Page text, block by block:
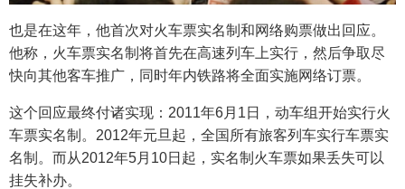
也是在这年，他首次对火车票实名制和网络购票做出回应。
他称，火车票实名制将首先在高速列车上实行，然后争取尽
快向其他客车推广，同时年内铁路将全面实施网络订票。
这个回应最终付诸实现：2011年6月1日，动车组开始实行火
车票实名制。2012年元旦起，全国所有旅客列车实行车票实
名制。而从2012年5月10日起，实名制火车票如果丢失可以
挂失补办。